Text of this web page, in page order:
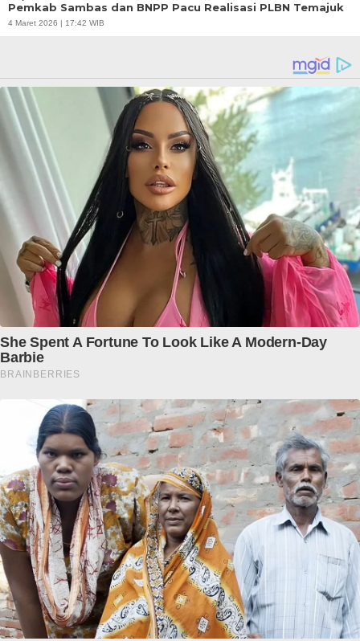
Pemkab Sambas dan BNPP Pacu Realisasi PLBN Temajuk
4 Maret 2026 | 17:42 WIB